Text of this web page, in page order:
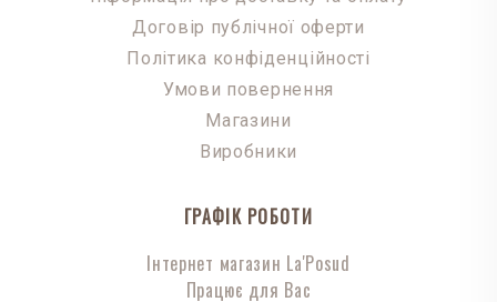
Договір публічної оферти
Політика конфіденційності
Умови повернення
Магазини
Виробники
ГРАФІК РОБОТИ
Інтернет магазин La'Posud
Працює для Вас